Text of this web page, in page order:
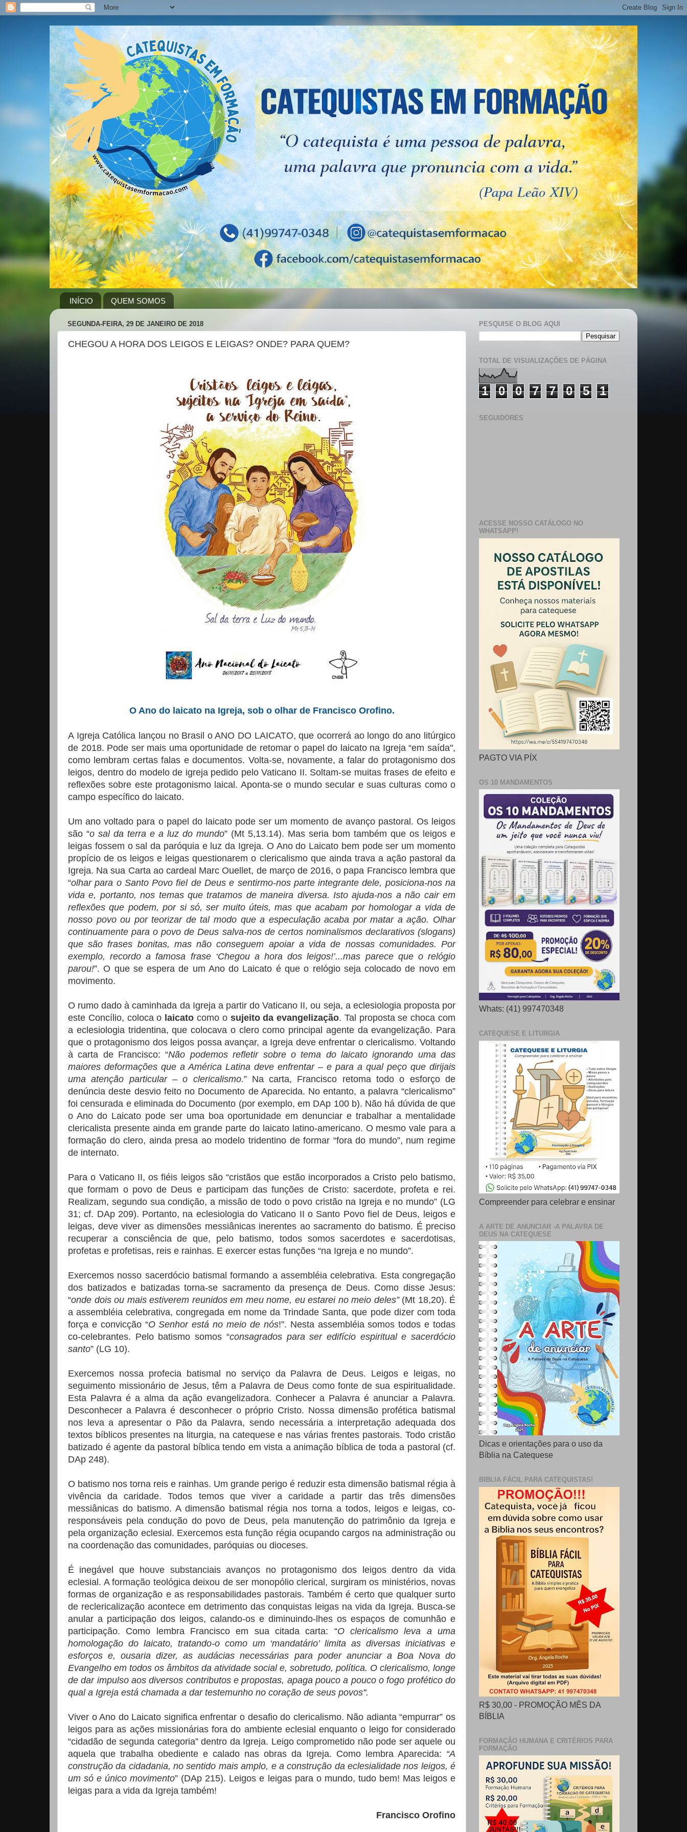
INÍCIO QUEM SOMOS
SEGUNDA-FEIRA, 29 DE JANEIRO DE 2018
CHEGOU A HORA DOS LEIGOS E LEIGAS? ONDE? PARA QUEM?
O Ano do laicato na Igreja, sob o olhar de Francisco Orofino.
A Igreja Católica lançou no Brasil o ANO DO LAICATO, que ocorrerá ao longo do ano litúrgico
de 2018. Pode ser mais uma oportunidade de retomar o papel do laicato na Igreja “em saída",
como lembram certas falas e documentos. Volta-se, novamente, a falar do protagonismo dos
leigos, dentro do modelo de igreja pedido pelo Vaticano II. Soltam-se muitas frases de efeito e
reflexões sobre este protagonismo laical. Aponta-se o mundo secular e suas culturas como o
campo específico do laicato.
Um ano voltado para o papel do laicato pode ser um momento de avanço pastoral. Os leigos
são “o sal da terra e a luz do mundo” (Mt 5,13.14). Mas seria bom também que os leigos e
leigas fossem o sal da paróquia e luz da Igreja. O Ano do Laicato bem pode ser um momento
propício de os leigos e leigas questionarem o clericalismo que ainda trava a ação pastoral da
Igreja. Na sua Carta ao cardeal Marc Ouellet, de março de 2016, o papa Francisco lembra que
“olhar para o Santo Povo fiel de Deus e sentirmo-nos parte integrante dele, posiciona-nos na
vida e, portanto, nos temas que tratamos de maneira diversa. Isto ajuda-nos a não cair em
reflexões que podem, por si só, ser muito úteis, mas que acabam por homologar a vida de
nosso povo ou por teorizar de tal modo que a especulação acaba por matar a ação. Olhar
continuamente para o povo de Deus salva-nos de certos nominalismos declarativos (slogans)
que são frases bonitas, mas não conseguem apoiar a vida de nossas comunidades. Por
exemplo, recordo a famosa frase ‘Chegou a hora dos leigos!’...mas parece que o relógio
parou!”. O que se espera de um Ano do Laicato é que o relógio seja colocado de novo em
movimento.
O rumo dado à caminhada da Igreja a partir do Vaticano II, ou seja, a eclesiologia proposta por
este Concílio, coloca o laicato como o sujeito da evangelização. Tal proposta se choca com
a eclesiologia tridentina, que colocava o clero como principal agente da evangelização. Para
que o protagonismo dos leigos possa avançar, a Igreja deve enfrentar o clericalismo. Voltando
à carta de Francisco: “Não podemos refletir sobre o tema do laicato ignorando uma das
maiores deformações que a América Latina deve enfrentar – e para a qual peço que dirijais
uma atenção particular – o clericalismo.” Na carta, Francisco retoma todo o esforço de
denúncia deste desvio feito no Documento de Aparecida. No entanto, a palavra “clericalismo”
foi censurada e eliminada do Documento (por exemplo, em DAp 100 b). Não há dúvida de que
o Ano do Laicato pode ser uma boa oportunidade em denunciar e trabalhar a mentalidade
clericalista presente ainda em grande parte do laicato latino-americano. O mesmo vale para a
formação do clero, ainda presa ao modelo tridentino de formar “fora do mundo”, num regime
de internato.
Para o Vaticano II, os fiéis leigos são “cristãos que estão incorporados a Cristo pelo batismo,
que formam o povo de Deus e participam das funções de Cristo: sacerdote, profeta e rei.
Realizam, segundo sua condição, a missão de todo o povo cristão na Igreja e no mundo” (LG
31; cf. DAp 209). Portanto, na eclesiologia do Vaticano II o Santo Povo fiel de Deus, leigos e
leigas, deve viver as dimensões messiânicas inerentes ao sacramento do batismo. É preciso
recuperar a consciência de que, pelo batismo, todos somos sacerdotes e sacerdotisas,
profetas e profetisas, reis e rainhas. E exercer estas funções “na Igreja e no mundo”.
Exercemos nosso sacerdócio batismal formando a assembléia celebrativa. Esta congregação
dos batizados e batizadas torna-se sacramento da presença de Deus. Como disse Jesus:
“onde dois ou mais estiverem reunidos em meu nome, eu estarei no meio deles”(Mt 18,20). É
a assembléia celebrativa, congregada em nome da Trindade Santa, que pode dizer com toda
força e convicção “O Senhor está no meio de nós!”. Nesta assembléia somos todos e todas
co-celebrantes. Pelo batismo somos “consagrados para ser edifício espiritual e sacerdócio
santo” (LG 10).
Exercemos nossa profecia batismal no serviço da Palavra de Deus. Leigos e leigas, no
seguimento missionário de Jesus, têm a Palavra de Deus como fonte de sua espiritualidade.
Esta Palavra é a alma da ação evangelizadora. Conhecer a Palavra é anunciar a Palavra.
Desconhecer a Palavra é desconhecer o próprio Cristo. Nossa dimensão profética batismal
nos leva a apresentar o Pão da Palavra, sendo necessária a interpretação adequada dos
textos bíblicos presentes na liturgia, na catequese e nas várias frentes pastorais. Todo cristão
batizado é agente da pastoral bíblica tendo em vista a animação bíblica de toda a pastoral (cf.
DAp 248).
O batismo nos torna reis e rainhas. Um grande perigo é reduzir esta dimensão batismal régia à
vivência da caridade. Todos temos que viver a caridade a partir das três dimensões
messiânicas do batismo. A dimensão batismal régia nos torna a todos, leigos e leigas, co-
responsáveis pela condução do povo de Deus, pela manutenção do patrimônio da Igreja e
pela organização eclesial. Exercemos esta função régia ocupando cargos na administração ou
na coordenação das comunidades, paróquias ou dioceses.
É inegável que houve substanciais avanços no protagonismo dos leigos dentro da vida
eclesial. A formação teológica deixou de ser monopólio clerical, surgiram os ministérios, novas
formas de organização e as responsabilidades pastorais. Também é certo que qualquer surto
de reclericalização acontece em detrimento das conquistas leigas na vida da Igreja. Busca-se
anular a participação dos leigos, calando-os e diminuindo-lhes os espaços de comunhão e
participação. Como lembra Francisco em sua citada carta: “O clericalismo leva a uma
homologação do laicato, tratando-o como um ‘mandatário’ limita as diversas iniciativas e
esforços e, ousaria dizer, as audácias necessárias para poder anunciar a Boa Nova do
Evangelho em todos os âmbitos da atividade social e, sobretudo, política. O clericalismo, longe
de dar impulso aos diversos contributos e propostas, apaga pouco a pouco o fogo profético do
qual a Igreja está chamada a dar testemunho no coração de seus povos".
Viver o Ano do Laicato significa enfrentar o desafio do clericalismo. Não adianta “empurrar” os
leigos para as ações missionárias fora do ambiente eclesial enquanto o leigo for considerado
“cidadão de segunda categoria” dentro da Igreja. Leigo comprometido não pode ser aquele ou
aquela que trabalha obediente e calado nas obras da Igreja. Como lembra Aparecida: “A
construção da cidadania, no sentido mais amplo, e a construção da eclesialidade nos leigos, é
um só e único movimento” (DAp 215). Leigos e leigas para o mundo, tudo bem! Mas leigos e
leigas para a vida da Igreja também!
Francisco Orofino
PESQUISE O BLOG AQUI
TOTAL DE VISUALIZAÇÕES DE PÁGINA
1 0 0 7 7 0 5 1
SEGUIDORES
ACESSE NOSSO CATÁLOGO NO
WHATSAPP!
PAGTO VIA PÍX
OS 10 MANDAMENTOS
Whats: (41) 997470348
CATEQUESE E LITURGIA
Compreender para celebrar e ensinar
A ARTE DE ANUNCIAR -A PALAVRA DE
DEUS NA CATEQUESE
Dicas e orientações para o uso da
Bíblia na Catequese
BIBLIA FÁCIL PARA CATEQUISTAS!
R$ 30,00 - PROMOÇÃO MÊS DA
BÍBLIA
FORMAÇÃO HUMANA E CRITÉRIOS PARA
FORMAÇÃO